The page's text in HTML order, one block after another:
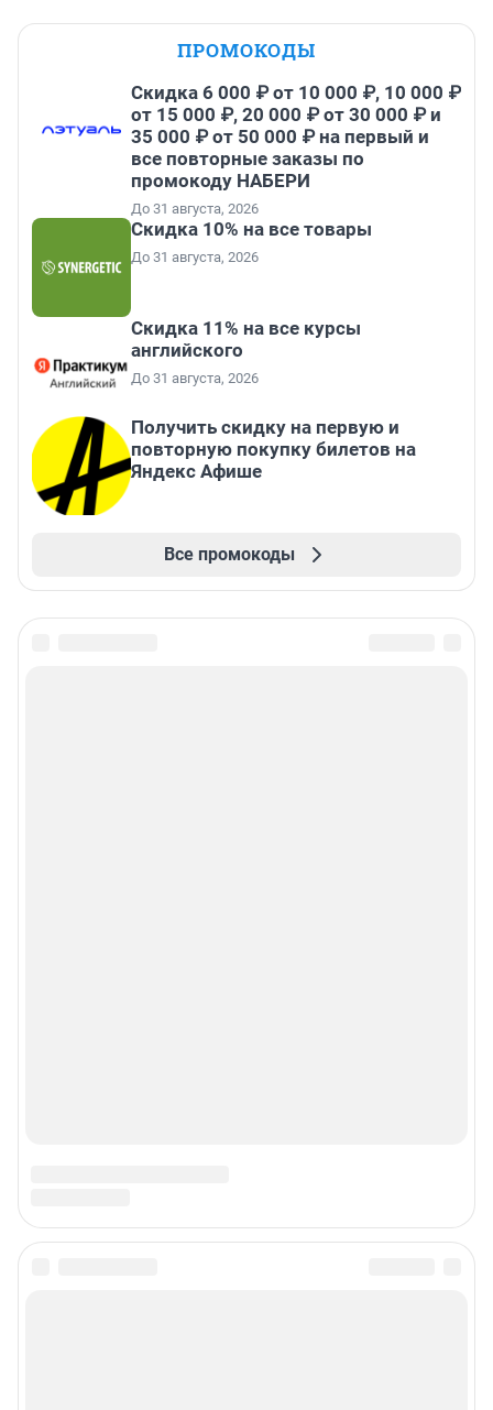
ПРОМОКОДЫ
Скидка 6 000 ₽ от 10 000 ₽, 10 000 ₽
от 15 000 ₽, 20 000 ₽ от 30 000 ₽ и
35 000 ₽ от 50 000 ₽ на первый и
все повторные заказы по
промокоду НАБЕРИ
До 31 августа, 2026
Скидка 10% на все товары
До 31 августа, 2026
Скидка 11% на все курсы
английского
До 31 августа, 2026
Получить скидку на первую и
повторную покупку билетов на
Яндекс Афише
Все промокоды